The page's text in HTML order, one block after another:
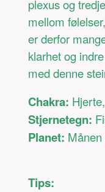
plexus og
mellom
er derfor
klarhet og
med denne
Chakra:
Stjernetegn:
Planet:
Tips: